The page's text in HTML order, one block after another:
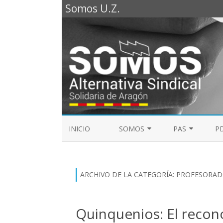
Somos U.Z.
INICIO SOMOS PAS
MESA DE PAS
ARCHIVO DE LA CATEGORÍA:
Quinquenios: El